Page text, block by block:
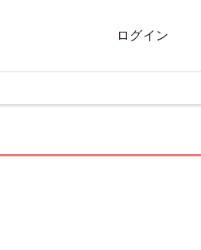
ログイン